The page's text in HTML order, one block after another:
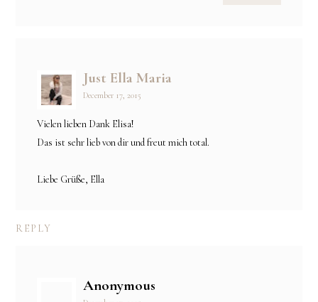
Just Ella Maria
December 17, 2015
Vielen lieben Dank Elisa!
Das ist sehr lieb von dir und freut mich total.
Liebe Grüße, Ella
REPLY
Anonymous